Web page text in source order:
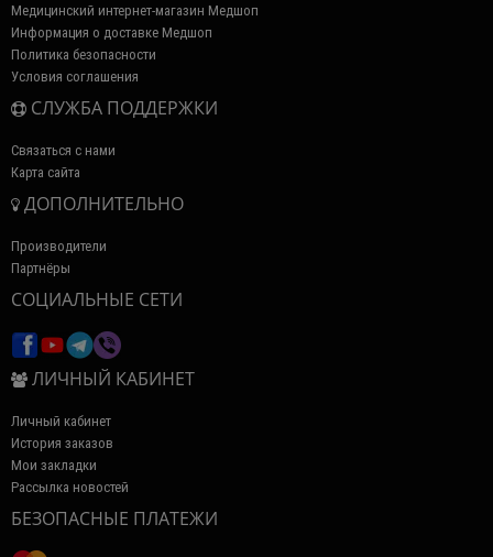
Медицинский интернет-магазин Медшоп
Информация о доставке Медшоп
Политика безопасности
Условия соглашения
СЛУЖБА ПОДДЕРЖКИ
Связаться с нами
Карта сайта
ДОПОЛНИТЕЛЬНО
Производители
Партнёры
СОЦИАЛЬНЫЕ СЕТИ
ЛИЧНЫЙ КАБИНЕТ
Личный кабинет
История заказов
Мои закладки
Рассылка новостей
БЕЗОПАСНЫЕ ПЛАТЕЖИ